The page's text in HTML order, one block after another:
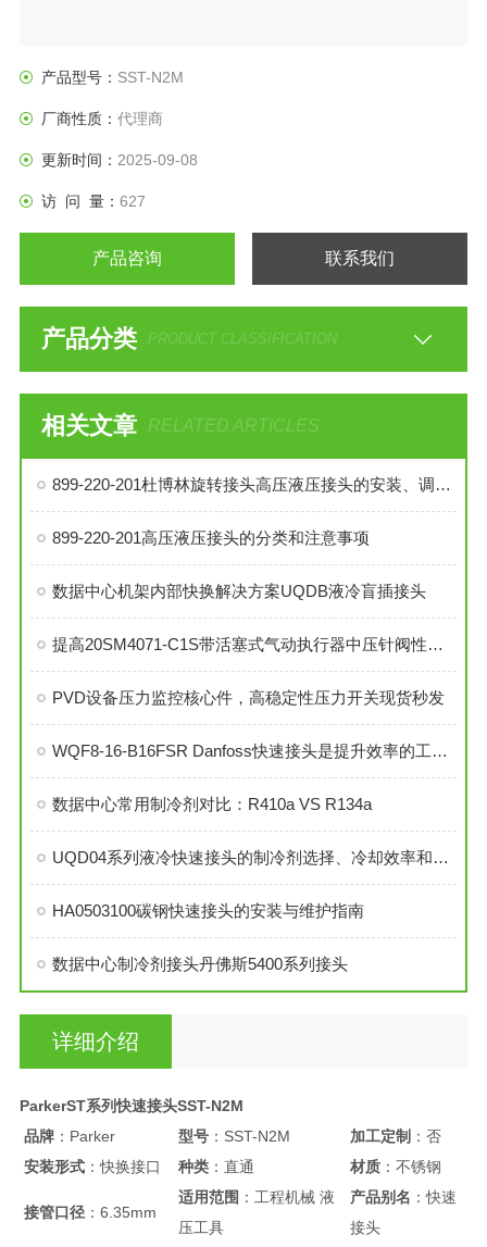
产品型号： SST-N2M
厂商性质： 代理商
更新时间： 2025-09-08
访 问 量： 627
产品咨询 联系我们
产品分类 PRODUCT CLASSIFICATION
相关文章 RELATED ARTICLES
899-220-201杜博林旋转接头高压液压接头的安装、调试与维护技巧
899-220-201高压液压接头的分类和注意事项
数据中心机架内部快换解决方案UQDB液冷盲插接头
提高20SM4071-C1S带活塞式气动执行器中压针阀性能的技巧
PVD设备压力监控核心件，高稳定性压力开关现货秒发
WQF8-16-B16FSR Danfoss快速接头是提升效率的工业连接解决方案
数据中心常用制冷剂对比：R410a VS R134a
UQD04系列液冷快速接头的制冷剂选择、冷却效率和可靠性分析
HA0503100碳钢快速接头的安装与维护指南
数据中心制冷剂接头丹佛斯5400系列接头
详细介绍
ParkerST系列快速接头SST-N2M
品牌：Parker 型号：SST-N2M 加工定制：否
安装形式：快换接口 种类：直通 材质：不锈钢
接管口径：6.35mm
适用范围 ：工程机械 液
压工具
产品别名 ：快速
接头